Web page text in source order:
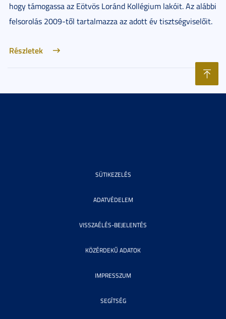
hogy támogassa az Eötvös Loránd Kollégium lakóit. Az alábbi
felsorolás 2009-től tartalmazza az adott év tisztségviselőit.
Részletek
SÜTIKEZELÉS
ADATVÉDELEM
VISSZAÉLÉS-BEJELENTÉS
KÖZÉRDEKŰ ADATOK
IMPRESSZUM
SEGÍTSÉG